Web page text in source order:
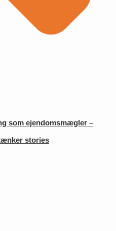
som ejendomsmægler –
stories